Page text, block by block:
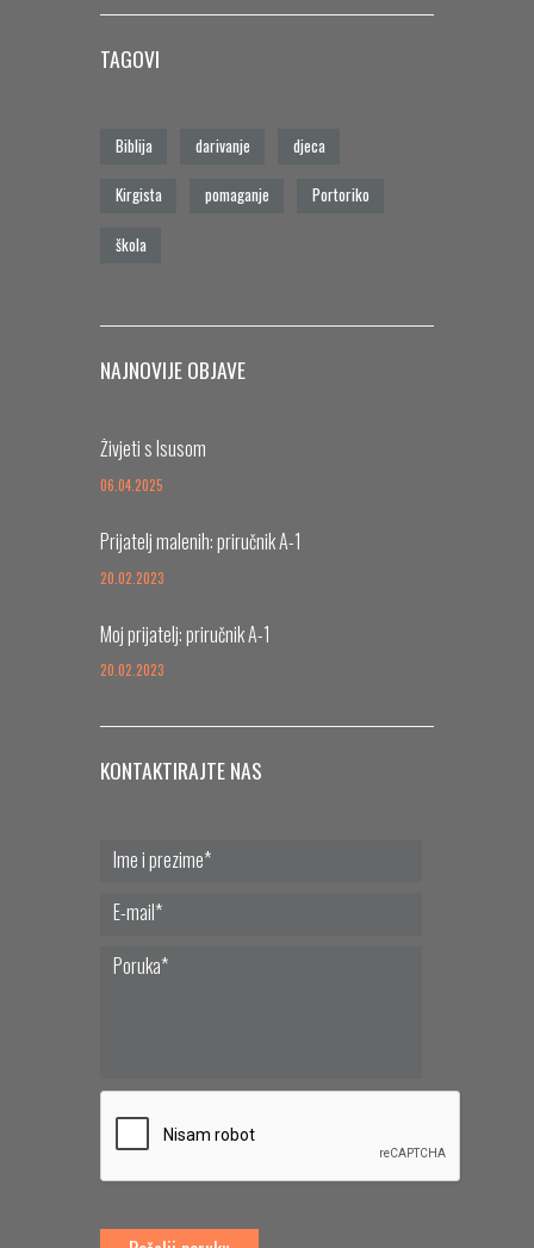
TAGOVI
Biblija darivanje djeca
Kirgista pomaganje Portoriko
škola
NAJNOVIJE OBJAVE
Živjeti s Isusom
06.04.2025
Prijatelj malenih: priručnik A-1
20.02.2023
Moj prijatelj: priručnik A-1
20.02.2023
KONTAKTIRAJTE NAS